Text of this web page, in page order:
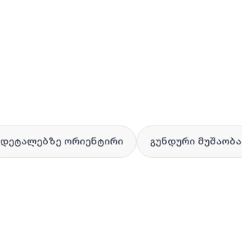
დეტალებზე ორიენტირი გუნდური მუშაობა